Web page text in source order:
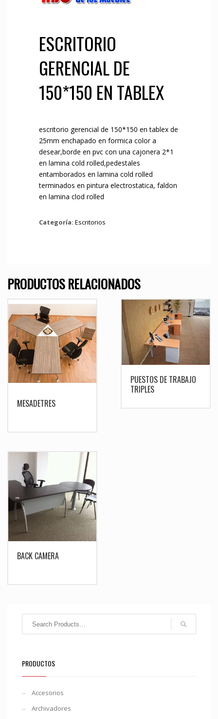
ESCRITORIO
GERENCIAL DE
150*150 EN TABLEX
escritorio gerencial de 150*150 en tablex de
25mm enchapado en formica color a
desear,borde en pvc con una cajonera 2*1
en lamina cold rolled,pedestales
entamborados en lamina cold rolled
terminados en pintura electrostatica, faldon
en lamina clod rolled
Categoría: Escritorios
PRODUCTOS RELACIONADOS
MESADETRES
PUESTOS DE TRABAJO
TRIPLES
BACK CAMERA
PRODUCTOS
Accesorios
Archivadores